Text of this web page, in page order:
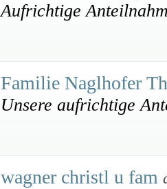
Aufrichtige
Familie Naglhofer
Unsere aufrichtige
wagner christl u fam